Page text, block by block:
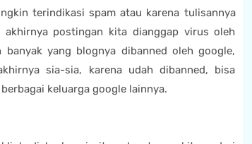
terindikasi spam atau karena tulisannya
postingan kita dianggap virus oleh
yang blognya dibanned oleh google,
sia-sia, karena udah dibanned, bisa
keluarga google lainnya.